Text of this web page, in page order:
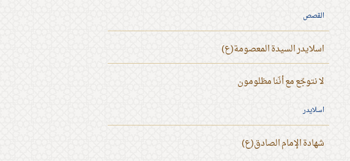
القصص
اسلايدر السيدة المعصومة(ع)
لا نتوجّع مع أنّنا مظلومون
اسلايدر
شهادة الإمام الصادق(ع)